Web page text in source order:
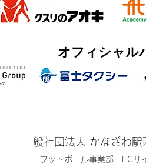
オフィシャル
一般社団法人 かなざわ
フットボール事業部 FCサ